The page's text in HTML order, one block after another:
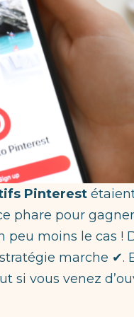
Pinterest
phare pour
peu moins le cas !
marche ✔.
si vous venez